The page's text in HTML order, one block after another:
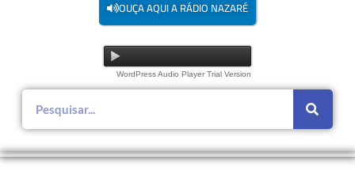
OUÇA AQUI A RÁDIO NAZARÉ
WordPress Audio Player Trial Version